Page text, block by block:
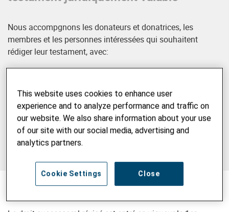
Nous accompgnons les donateurs et donatrices, les
membres et les personnes intéressées qui souhaitent
rédiger leur testament, avec:
structurée
Unebrochure pratiquecontenant des informations
importantes sur le testament
Ainsi, vous vous assurez que vos dernières volontés sont
conformément à vos souhaits.
This website uses cookies to enhance user
experience and to analyze performance and traffic on
our website. We also share information about your use
of our site with our social media, advertising and
analytics partners.
Close
Cookie Settings